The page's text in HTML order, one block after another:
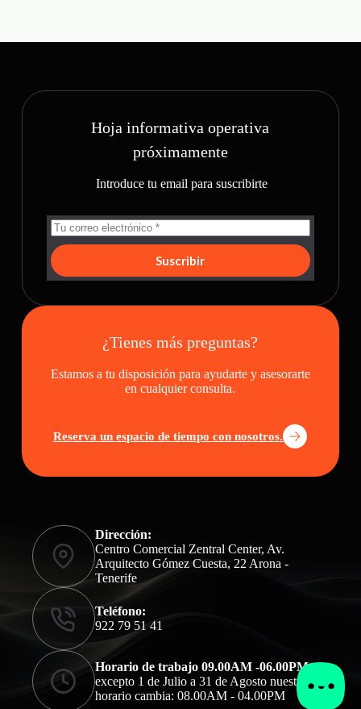
Hoja informativa operativa
próximamente
Introduce tu email para suscribirte
Suscribir
¿Tienes más preguntas?
Estamos a tu disposición para ayudarte y asesorarte
en cualquier consulta.
Reserva un espacio de tiempo con nosotros.
Dirección:
Centro Comercial Zentral Center, Av.
Arquitecto Gómez Cuesta, 22 Arona -
Tenerife
Teléfono:
922 79 51 41
Horario de trabajo 09.00AM -06.00PM
excepto 1 de Julio a 31 de Agosto nuestro
horario cambia: 08.00AM - 04.00PM